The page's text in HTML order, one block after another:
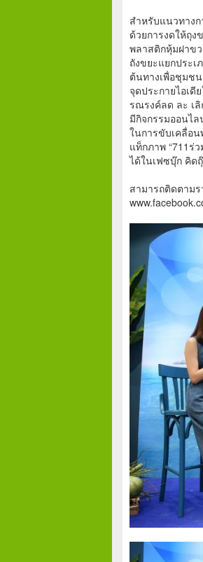
สำหรับแนวทาง
ด้วยการงดให้ถุ
พลาสติกหุ้มฝาข
ถังขยะแยกประ
ต้นทางเพื่อชุมช
จุดประกายไอเ
รณรงค์ลด ละ เ
มีกิจกรรมออนไ
ในการขับเคลื่อ
แท็กภาพ “711ร่
ได้ในเฟซบุ๊ก คิด
สามารถติดตาม